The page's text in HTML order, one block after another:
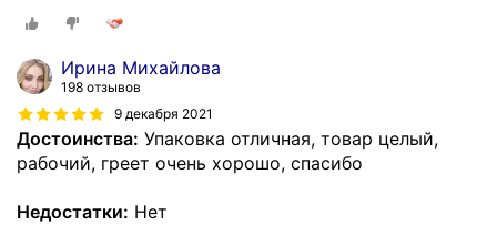
Ирина Михайлова
198 отзывов
9 декабря 2021
Достоинства: Упаковка отличная, товар целый,
рабочий, греет очень хорошо, спасибо
Недостатки: Нет